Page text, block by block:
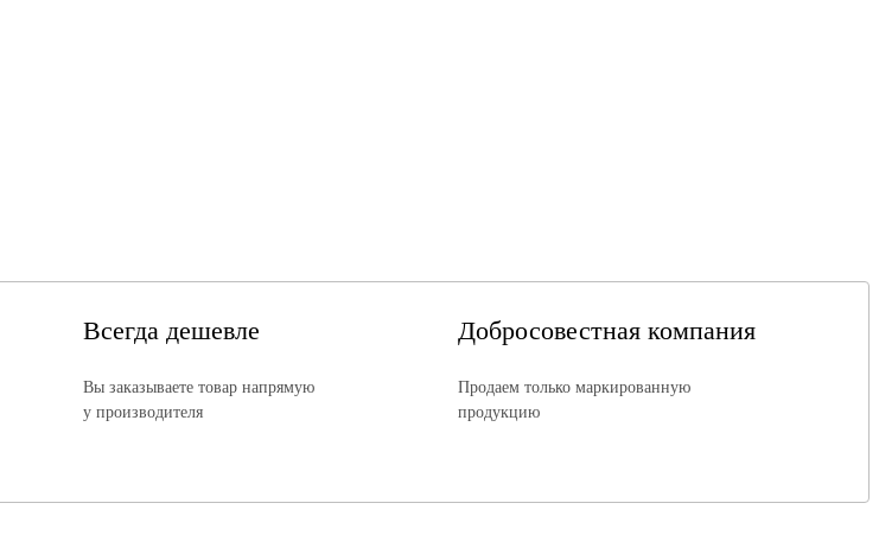
Всегда дешевле
Вы заказываете товар напрямую
у производителя
Добросовестная компания
Продаем только маркированную
продукцию